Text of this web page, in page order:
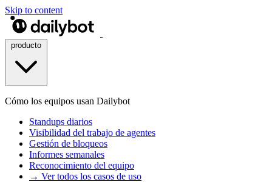
Skip to content
Cómo los equipos usan Dailybot
Standups diarios
Visibilidad del trabajo de agentes
Gestión de bloqueos
Informes semanales
Reconocimiento del equipo
→ Ver todos los casos de uso